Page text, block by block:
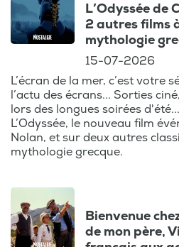
L’Odyssée de
2 autres films
mythologie
15-07-2026
L’écran de la mer, c’est votre
l’actu des écrans... Sorties
lors des longues soirées
L’Odyssée, le nouveau film
Nolan, et sur deux autres
mythologie grecque.
Bienvenue
de mon père,